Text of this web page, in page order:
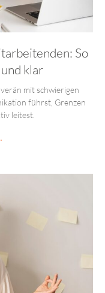
So
klar
mit schwierigen
führst, Grenzen
leitest.